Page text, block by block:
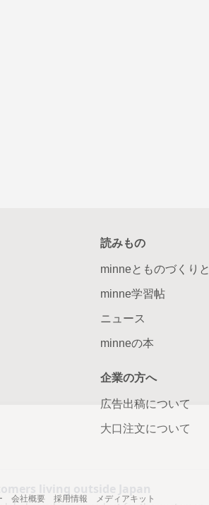
読みもの
minneとものづくりと
minne学習帖
ニュース
minneの本
企業の方へ
広告出稿について
大口注文について
会社概要 採用情報 メディアキット